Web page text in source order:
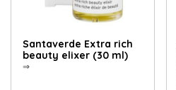
Santaverde Extra rich
beauty elixer (30 ml)
⇒